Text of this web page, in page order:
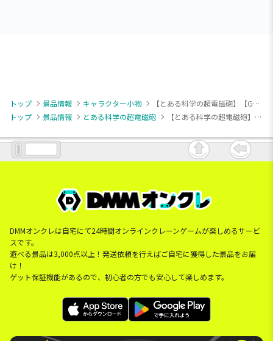
トップ 景品情報 キャラクター小物
【とある科学の超電磁砲】【G御坂妹】とある科学の超電磁砲T ホログラム缶バッジ(EX)
トップ
景品情報 とある科学の超電磁砲 【とある科学の超電磁砲】【G御坂妹】とある科学の超電磁砲T ホログラム缶バッジ(EX)
DMMオンクレは自宅にて24時間オンラインクレーンゲームが楽しめるサービ
スです。
遊べる景品は3,000点以上！発送依頼を行えばご自宅に獲得した景品をお届
け！
ゲット保証機能があるので、初心者の方でも安心して楽しめます。